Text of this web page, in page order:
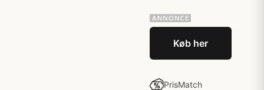
Køb her
PrisMatch